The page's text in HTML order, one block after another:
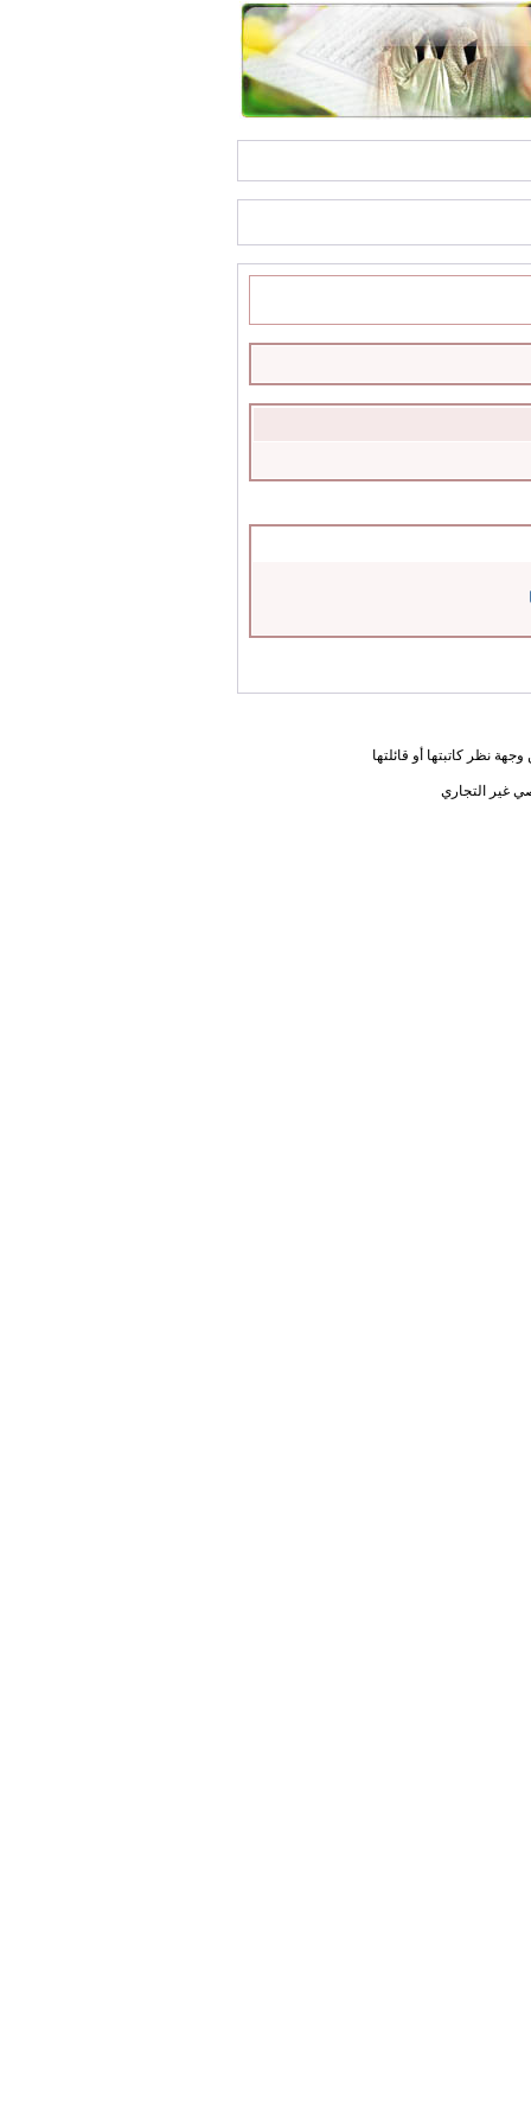
نظر كاتبتها أو قائلتها
غير التجاري